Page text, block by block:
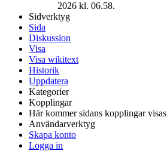
2026 kl. 06.58.
Sidverktyg
Sida
Diskussion
Visa
Visa wikitext
Historik
Uppdatera
Kategorier
Kopplingar
Här kommer sidans kopplingar visas
Användarverktyg
Skapa konto
Logga in